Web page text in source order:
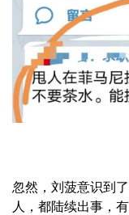
忽然，刘菠意识到
人，都陆续出事，